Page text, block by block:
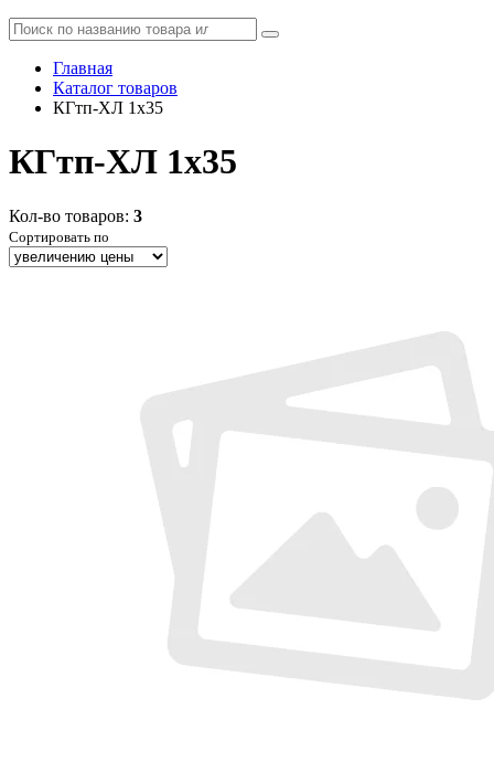
Главная
Каталог товаров
КГтп-ХЛ 1x35
КГтп-ХЛ 1x35
Кол-во товаров: 3
Сортировать по